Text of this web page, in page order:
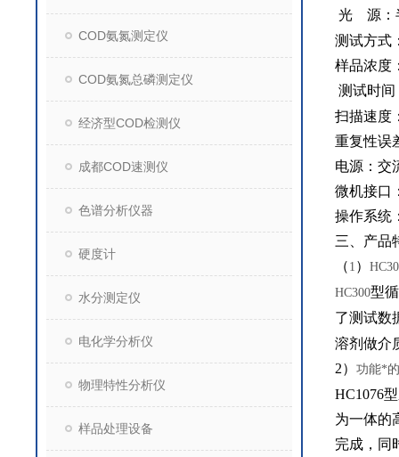
COD氨氮测定仪
COD氨氮总磷测定仪
经济型COD检测仪
成都COD速测仪
色谱分析仪器
硬度计
水分测定仪
电化学分析仪
物理特性分析仪
样品处理设备
光
源：
测试方式
样品浓度
测试时间
扫描速度
重复性误
电源：交
微机接口
操作系统
三、产品
（ 1 ）
HC300型
了测试数
溶剂做介
2） 功能*
HC1076
为一体的
完成，同